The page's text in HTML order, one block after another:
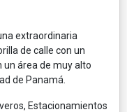
extraordinaria
de calle con un
área de muy alto
de Panamá.
Estacionamientos